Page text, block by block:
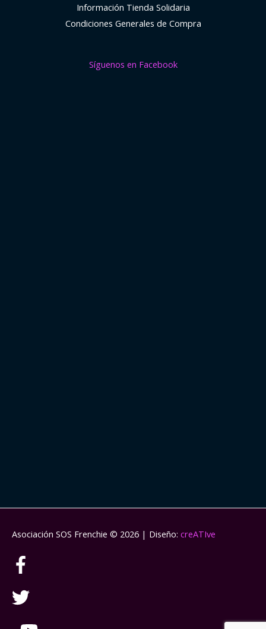
Información Tienda Solidaria
Condiciones Generales de Compra
Síguenos en Facebook
Asociación SOS Frenchie © 2026 | Diseño: creATIve